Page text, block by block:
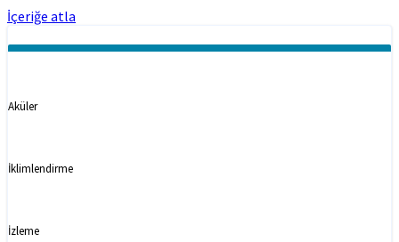
İçeriğe atla
Aküler
İklimlendirme
İzleme